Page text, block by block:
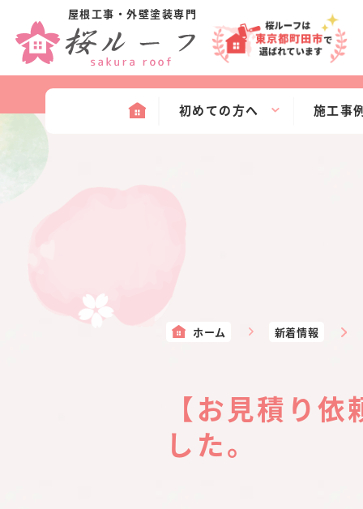
屋根工事・外壁塗装専門
初めての方へ 施工事
ホーム 新着情報
【お見積り
した。